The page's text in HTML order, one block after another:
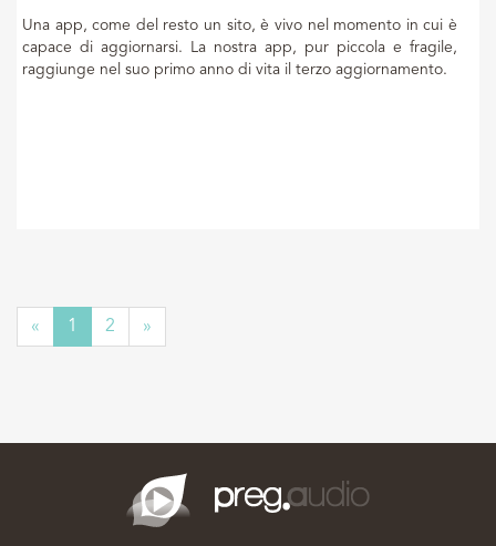
Una app, come del resto un sito, è vivo nel momento in cui è
capace di aggiornarsi. La nostra app, pur piccola e fragile,
raggiunge nel suo primo anno di vita il terzo aggiornamento.
« Previous
1 2 »